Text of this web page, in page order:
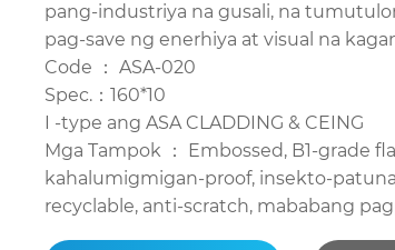
pang-industriya na gusali, na
pag-save ng enerhiya at visual na
Code ： ASA-020
Spec.：160*10
I -type ang ASA CLADDING & CEING
Mga Tampok ： Embossed, B1-grade
kahalumigmigan-proof, insekto-
recyclable, anti-scratch, mababang